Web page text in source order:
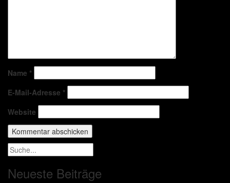
Name *
E-Mail-Adresse *
Website
Neueste Beiträge